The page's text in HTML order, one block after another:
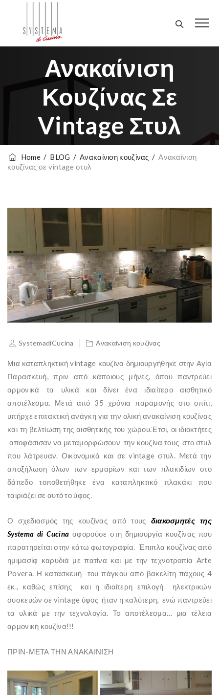
Ανακαίνιση
Κουζίνας Σε
Vintage Στυλ
Home/ BLOG /Ανακαίνιση κουζίνας /Ανακαίνιση
κουζίνας σε vintage στυλ
SystemadiCucina Ανακαίνιση κουζίνας
Μια καταπληκτική vintage κουζίνα δημιουργήθηκε στην Αγία
Παρασκευή, πριν από κάποιους μήνες, όπου παντρεύει
αρμονικά τα υλικά και δίνει ένα ιδιαίτερο αισθητικό
αποτέλεσμα. Μετά από 35 χρόνια παραμονής στο σπίτι,
υπήρχε επιτακτική ανάγκη για την ολική ανακαίνιση κουζίνας
και τη βελτίωση της αισθητικής του χώρου.Έτσι, οι ιδιοκτήτες
αποφάσισαν να μεταμορφώσουν την κουζίνα τους στο στυλ
που λάτρευαν. Οικονομικά και σε vintage στυλ. Mετά την
αποξήλωση όλων των ερμαρίων και των πλακιδίων στο
δάπεδο τοποθετήθηκε ένα καταπληκτικό πλακάκι που
ταιριάζει σε αυτό το ύφος.
Ο σχεδιασμός της κουζίνας από τους διακοσμητές της
Systema di Cucina αφορούσε στη δημιουργία κουζίνας που
παρατηρείται στην κάτω φωτογραφία. Έπιπλα κουζίνας από
ημιμασίφ καρυδιά με πατίνα και με την τεχνοτροπία Arte
Povera. Η κατασκευή του πάγκου από βακελίτη πάχους 4
εκ., καθώς επίσης και η ιδιαίτερη επιλογή ηλεκτρικών
συσκευών σε vintage ύφος ήταν η καλύτερη, ενώ παντρεύει
τα υλικά με την τεχνολογία. To αποτέλεσμα… μια τέλεια
αρμονική κουζίνα!!!
ΠΡΙΝ-ΜΕΤΑ ΤΗΝ ΑΝΑΚΑΙΝΙΣΗ